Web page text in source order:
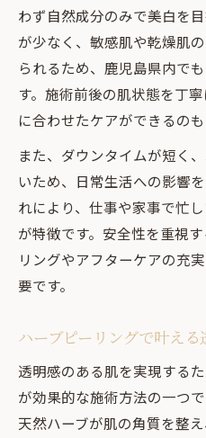
わず自然成分のみで美白を
が少なく、敏感肌や乾燥肌
られるため、鹿児島県内で
す。施術前後の肌状態を丁
に合わせたケアができるの
また、ダウンタイムが短く
いため、日常生活への影響
れにより、仕事や家事で忙
が特徴です。安全性を重視
リングやアフターケアの充
要です。
ハーブピーリングで叶え
透明感のある肌を実現する
が効果的な施術方法の一つ
天然ハーブが肌の角質を整